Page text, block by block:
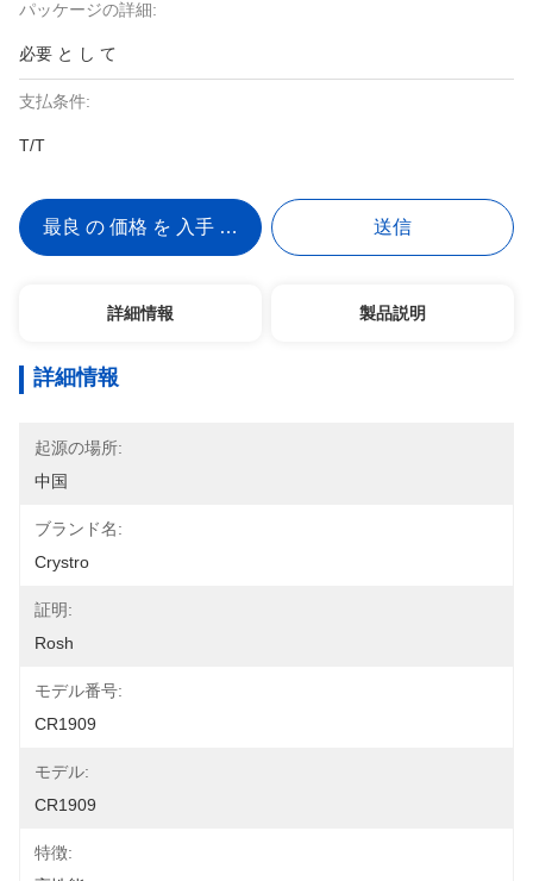
パッケージの詳細:
必要 と し て
支払条件:
T/T
最良 の 価格 を 入手 する 送信
詳細情報 製品説明
詳細情報
起源の場所:
中国
ブランド名:
Crystro
証明:
Rosh
モデル番号:
CR1909
モデル:
CR1909
特徴: